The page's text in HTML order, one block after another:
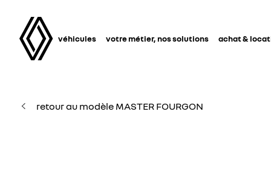
véhicules votre métier, nos solutions achat &
retour au modèle MASTER FOURGON